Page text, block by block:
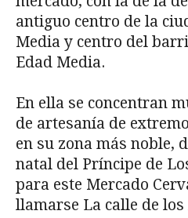
antiguo centro de la
Media y centro del
Edad Media.
En ella se concentran
de artesanía de
en su zona más noble,
natal del Príncipe de
para este Mercado
llamarse La calle de